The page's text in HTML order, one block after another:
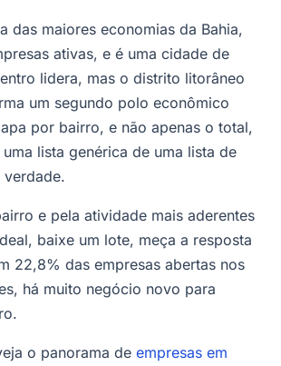
das maiores economias da Bahia,
ativas, e é uma cidade de
lidera, mas o distrito litorâneo
um segundo polo econômico
por bairro, e não apenas o total,
lista genérica de uma lista de
e pela atividade mais aderentes
baixe um lote, meça a resposta
22,8% das empresas abertas nos
há muito negócio novo para
o panorama de empresas em